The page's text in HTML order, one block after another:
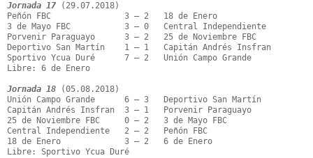
Jornada 17 (29.07.2018)
Peñón FBC               3 – 2   18 de Enero
3 de Mayo FBC           3 – 0   Central Independiente
Porvenir Paraguayo      3 – 2   25 de Noviembre FBC
Deportivo San Martín    1 – 1   Capitán Andrés Insfran
Sportivo Ycua Duré      7 – 2   Unión Campo Grande
Libre: 6 de Enero
Jornada 18 (05.08.2018)
Unión Campo Grande      6 – 3   Deportivo San Martín
Capitán Andrés Insfran  3 – 1   Porvenir Paraguayo
25 de Noviembre FBC     0 – 2   3 de Mayo FBC
Central Independiente   2 – 2   Peñón FBC
18 de Enero             3 – 2   6 de Enero
Libre: Sportivo Ycua Duré